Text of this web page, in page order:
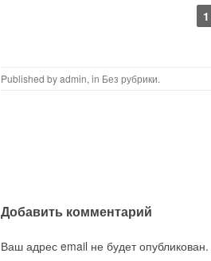
1
Published byadmin, in Без рубрики.
Добавить комментарий
Ваш адрес email не будет опубликован.